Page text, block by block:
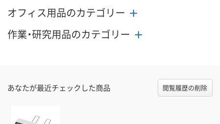
オフィス用品のカテゴリー
作業・研究用品のカテゴリー
あなたが最近チェックした商品 閲覧履歴の削除